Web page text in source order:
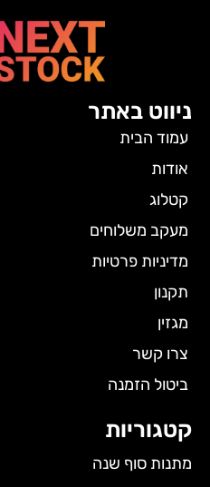
ניווט באתר
עמוד הבית
אודות
קטלוג
מעקב משלוחים
מדיניות פרטיות
תקנון
מגזין
צרו קשר
ביטול הזמנה
קטגוריות
מתנות סוף שנה